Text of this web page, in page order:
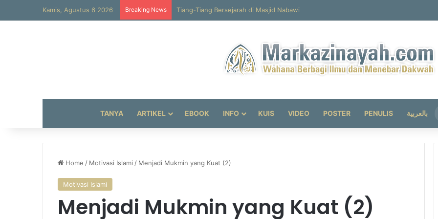
Kamis, Agustus 6 2026 Breaking News Tiang-Tiang Bersejarah di Masjid Nabawi
TANYA ARTIKEL EBOOK INFO KUIS VIDEO POSTER PENULIS بالعربية
Home / Motivasi Islami / Menjadi Mukmin yang Kuat (2)
Motivasi Islami
Menjadi Mukmin yang Kuat (2)